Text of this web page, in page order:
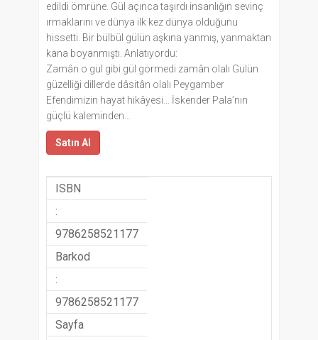
edildi ömrüne. Gül açınca taşırdı insanlığın sevinç
ırmaklarını ve dünya ilk kez dünya olduğunu
hissetti. Bir bülbül gülün aşkına yanmış, yanmaktan
kana boyanmıştı. Anlatıyordu:
Zamân o gül gibi gül görmedi zamân olalı Gülün
güzelliği dillerde dâsitân olalı Peygamber
Efendimizin hayat hikâyesi… İskender Pala’nın
güçlü kaleminden…
Satın Al
ISBN
:
9786258521177
Barkod
:
9786258521177
Sayfa